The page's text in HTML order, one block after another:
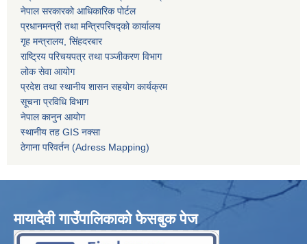
नेपाल सरकारको आधिकारिक पोर्टल
प्रधानमन्त्री तथा मन्त्रिपरिषद्को कार्यालय
गृह मन्त्रालय, सिंहदरबार
राष्ट्रिय परिचयपत्र तथा पञ्जीकरण विभाग
लोक सेवा आयोग
प्रदेश तथा स्थानीय शासन सहयोग कार्यक्रम
सूचना प्रविधि विभाग
नेपाल कानुन आयोग
स्थानीय तह GIS नक्सा
ठेगाना परिवर्तन (Adress Mapping)
मायादेवी गाउँपालिकाको फेसबुक पेज